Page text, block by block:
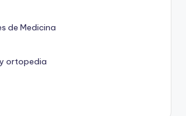
de Medicina
ortopedia